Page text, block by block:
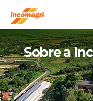
Sobre a